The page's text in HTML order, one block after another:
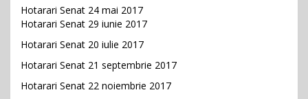
Hotarari Senat 24 mai 2017
Hotarari Senat 29 iunie 2017
Hotarari Senat 20 iulie 2017
Hotarari Senat 21 septembrie 2017
Hotarari Senat 22 noiembrie 2017